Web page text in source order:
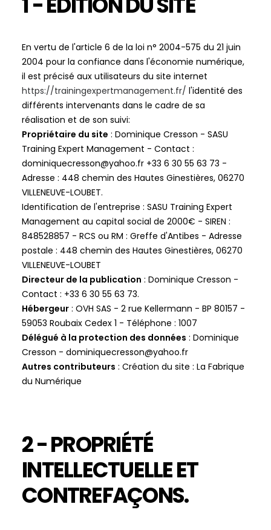
En vertu de l'article 6 de la loi n° 2004-575 du 21 juin
2004 pour la confiance dans l'économie numérique,
il est précisé aux utilisateurs du site internet
https://trainingexpertmanagement.fr/ l'identité des
différents intervenants dans le cadre de sa
réalisation et de son suivi:
Propriétaire du site : Dominique Cresson - SASU
Training Expert Management - Contact :
dominiquecresson@yahoo.fr +33 6 30 55 63 73 -
Adresse : 448 chemin des Hautes Ginestières, 06270
VILLENEUVE-LOUBET.
Identification de l'entreprise : SASU Training Expert
Management au capital social de 2000€ - SIREN :
848528857 - RCS ou RM : Greffe d'Antibes - Adresse
postale : 448 chemin des Hautes Ginestières, 06270
VILLENEUVE-LOUBET
Directeur de la publication : Dominique Cresson -
Contact : +33 6 30 55 63 73.
Hébergeur : OVH SAS - 2 rue Kellermann - BP 80157 -
59053 Roubaix Cedex 1 - Téléphone : 1007
Délégué à la protection des données : Dominique
Cresson - dominiquecresson@yahoo.fr
Autres contributeurs : Création du site : La Fabrique
du Numérique
2 - PROPRIÉTÉ
INTELLECTUELLE ET
CONTREFAÇONS.